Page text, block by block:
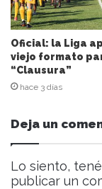
e
o
e
l
e
c
ó
n
i
c
Oficial: la Liga
viejo formato
“Clausura”
hace 3 días
Deja un
Lo siento,
publicar un